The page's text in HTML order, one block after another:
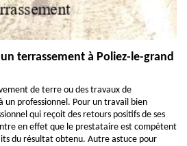
terrassement à Poliez-le-grand
de terre ou des travaux de
un professionnel. Pour un travail bien
qui reçoit des retours positifs de ses
en effet que le prestataire est compétent
du résultat obtenu. Autre astuce pour